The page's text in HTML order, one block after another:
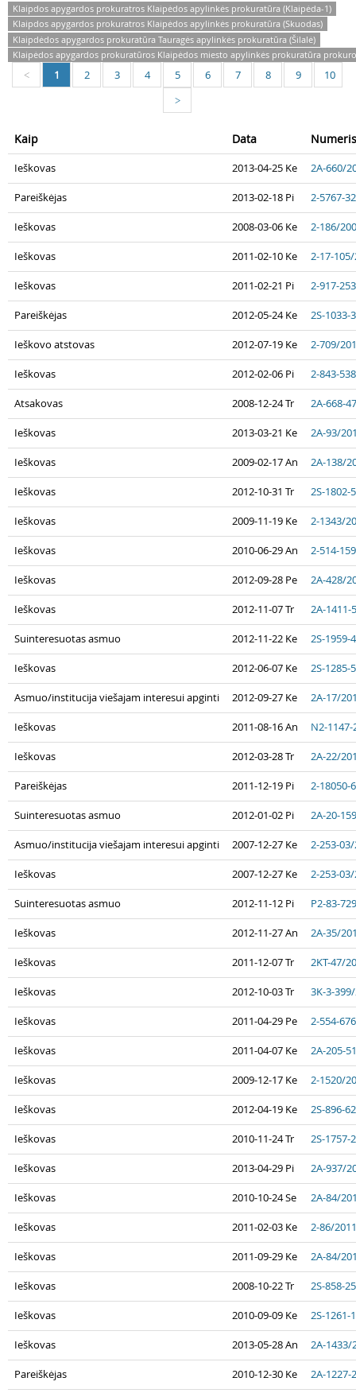
Klaipdos apygardos prokuratros Klaipėdos apylinkės prokuratūra (Klaipėda-1)
Klaipdos apygardos prokuratros Klaipėdos apylinkės prokuratūra (Skuodas)
Klaipdėdos apygardos prokuratūra Tauragės apylinkės prokuratūra (Šilalė)
Klaipėdos apygardos prokuratūros Klaipėdos miesto apylinkės prokuratūra
< 1 2 3 4 5 6 7 8 9 10
>
Kaip Data Numeris
Ieškovas 2013-04-25 Ke 2A-660/
Pareiškėjas 2013-02-18 Pi 2-5767-
Ieškovas 2008-03-06 Ke 2-186/
Ieškovas 2011-02-10 Ke 2-17-
Ieškovas 2011-02-21 Pi 2-917-
Pareiškėjas 2012-05-24 Ke 2S-1033-
Ieškovo atstovas 2012-07-19 Ke 2-709/
Ieškovas 2012-02-06 Pi 2-843-
Atsakovas 2008-12-24 Tr 2A-668-
Ieškovas 2013-03-21 Ke 2A-93/
Ieškovas 2009-02-17 An 2A-138/
Ieškovas 2012-10-31 Tr 2S-1802-
Ieškovas 2009-11-19 Ke 2-1343/
Ieškovas 2010-06-29 An 2-514-
Ieškovas 2012-09-28 Pe 2A-428/
Ieškovas 2012-11-07 Tr 2A-1411-
Suinteresuotas asmuo 2012-11-22 Ke 2S-1959-
Ieškovas 2012-06-07 Ke 2S-1285-
Asmuo/institucija viešajam interesui apginti 2012-09-27 Ke 2A-17/
Ieškovas 2011-08-16 An N2-
Ieškovas 2012-03-28 Tr 2A-22/
Pareiškėjas 2011-12-19 Pi 2-18050-
Suinteresuotas asmuo 2012-01-02 Pi 2A-20-
Asmuo/institucija viešajam interesui apginti 2007-12-27 Ke 2-253-
Ieškovas 2007-12-27 Ke 2-253-
Suinteresuotas asmuo 2012-11-12 Pi P2-83-
Ieškovas 2012-11-27 An 2A-35/
Ieškovas 2011-12-07 Tr 2KT-47/
Ieškovas 2012-10-03 Tr 3K-3-
Ieškovas 2011-04-29 Pe 2-554-
Ieškovas 2011-04-07 Ke 2A-205-
Ieškovas 2009-12-17 Ke 2-1520/
Ieškovas 2012-04-19 Ke 2S-896-
Ieškovas 2010-11-24 Tr 2S-1757-
Ieškovas 2013-04-29 Pi 2A-937/
Ieškovas 2010-10-24 Se 2A-84/
Ieškovas 2011-02-03 Ke 2-86/2011
Ieškovas 2011-09-29 Ke 2A-84/
Ieškovas 2008-10-22 Tr 2S-858-
Ieškovas 2010-09-09 Ke 2S-1261-
Ieškovas 2013-05-28 An 2A-1433/
Pareiškėjas 2010-12-30 Ke 2A-1227-